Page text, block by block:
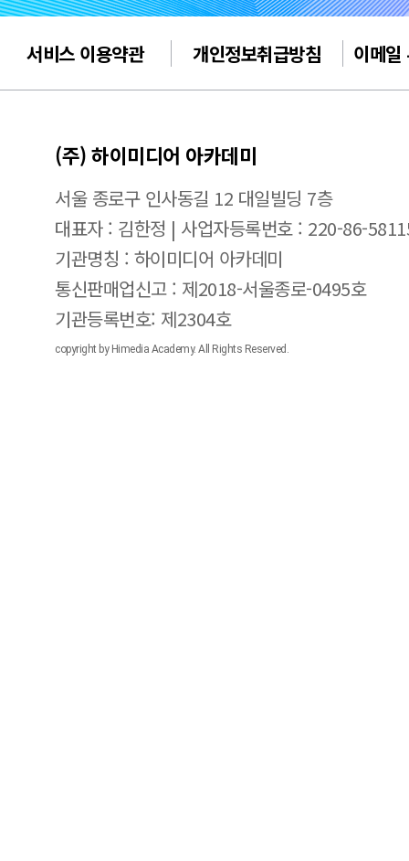
서비스 이용약관 개인정보취급방침 이메일
(주) 하이미디어 아카데미
서울 종로구 인사동길 12 대일빌딩 7층
대표자 : 김한정 | 사업자등록번호 : 220-86-
기관명칭 : 하이미디어 아카데미
통신판매업신고 : 제2018-서울종로-0495호
기관등록번호: 제2304호
copyright by Himedia Academy. All Rights Reserved.